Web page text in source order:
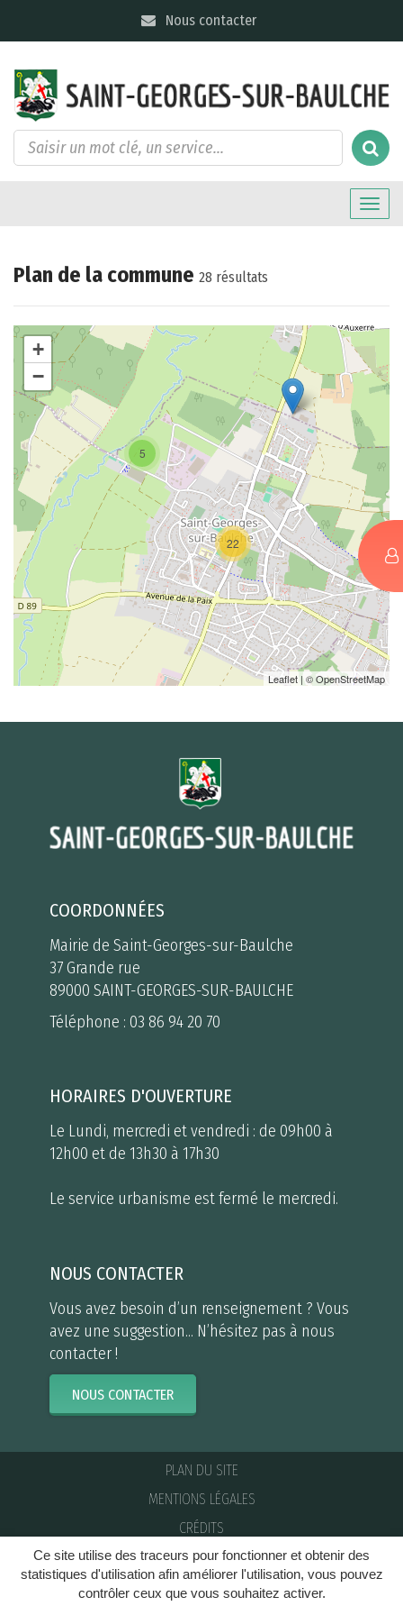
Ce site utilise des traceurs pour fonctionner et obtenir des
statistiques d'utilisation afin améliorer l'utilisation, vous pouvez
contrôler ceux que vous souhaitez activer.
Nous contacter
Toggle
Plan de la commune 28 résultats
22
5
+
−
Leaflet | ©OpenStreetMap
COORDONNÉES
Mairie de Saint-Georges-sur-Baulche
37 Grande rue
89000 SAINT-GEORGES-SUR-BAULCHE
Téléphone : 03 86 94 20 70
HORAIRES D'OUVERTURE
Le Lundi, mercredi et vendredi : de 09h00 à
12h00 et de 13h30 à 17h30
Le service urbanisme est fermé le mercredi.
NOUS CONTACTER
Vous avez besoin d’un renseignement ? Vous
avez une suggestion... N’hésitez pas à nous
contacter !
NOUS CONTACTER
PLAN DU SITE
MENTIONS LÉGALES
CRÉDITS
NOUS CONTACTER